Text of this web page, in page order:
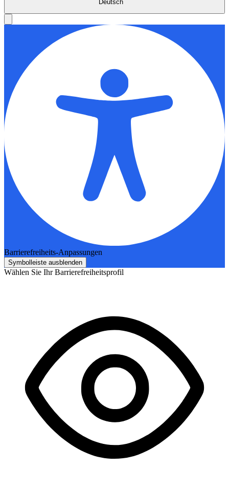
Deutsch
Barrierefreiheits-Anpassungen
Symbolleiste ausblenden
Wählen Sie Ihr Barrierefreiheitsprofil